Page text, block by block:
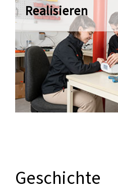
Realisieren
Geschichte